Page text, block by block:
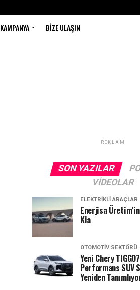
KAMPANYA BIZE ULAŞIN
REKLAM
SON YAZILAR
VIDEOLAR
ELEKTRIKLI ARAÇLAR
Enerjisa
Kia
OTOMOTIV SEKTÖRÜ
Yeni Chery
Performans SUV
Yeniden